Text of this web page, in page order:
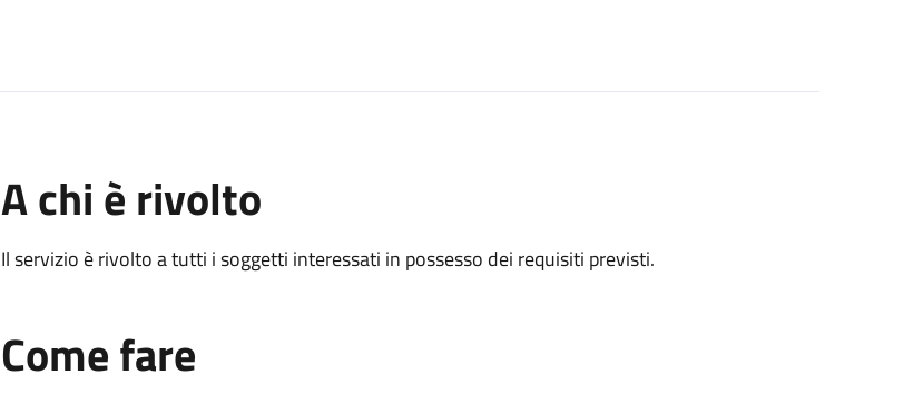
A chi è rivolto
Il servizio è rivolto a tutti i soggetti interessati in possesso dei requisiti previsti.
Come fare